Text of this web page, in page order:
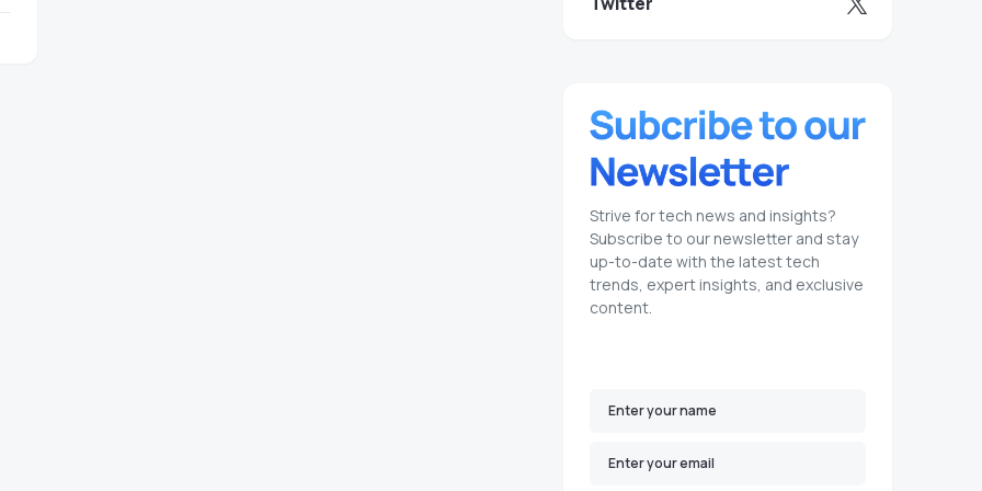
Strive for tech news and insights?
Subscribe to our newsletter and stay
up-to-date with the latest tech
trends, expert insights, and exclusive
content.